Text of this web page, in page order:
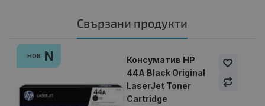
Свързани продукти
НОВ N
Консуматив HP
44A Black Original
LaserJet Toner
Cartridge